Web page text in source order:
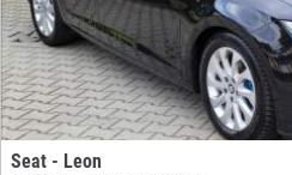
Seat - Leon